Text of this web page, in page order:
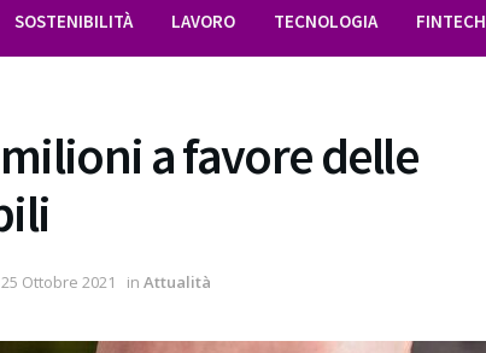
SOSTENIBILITÀ LAVORO TECNOLOGIA FINTECH
a favore delle
25 Ottobre 2021 in Attualità